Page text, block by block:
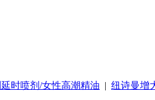
时喷剂/女性高潮精油 | 纽诗曼增